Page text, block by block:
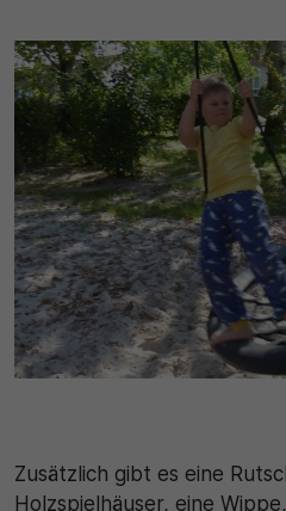
Zusätzlich gibt es eine
Holzspielhäuser, eine